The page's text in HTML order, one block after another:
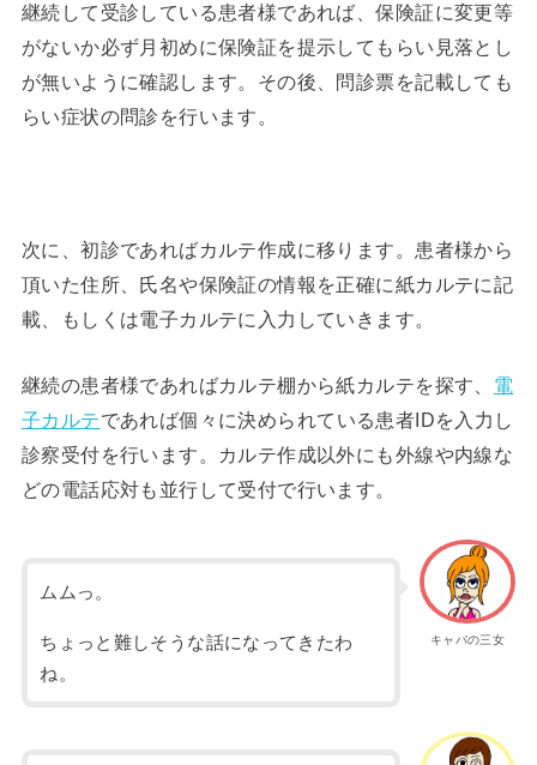
継続して受診している患者様であれば、保険証に変更等
がないか必ず月初めに保険証を提示してもらい見落とし
が無いように確認します。その後、問診票を記載しても
らい症状の問診を行います。
次に、初診であればカルテ作成に移ります。患者様から
頂いた住所、氏名や保険証の情報を正確に紙カルテに記
載、もしくは電子カルテに入力していきます。
継続の患者様であればカルテ棚から紙カルテを探す、 電
子カルテであれば個々に決められている患者IDを入力し
診察受付を行います。カルテ作成以外にも外線や内線な
どの電話応対も並行して受付で行います。
キャバの三女
ムムっ。
ちょっと難しそうな話になってきたわ
ね。